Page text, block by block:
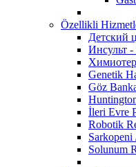
Özellikli
Детский
Инсульт -
Genetik
Göz
İleri Evre
Robotik
Solunum